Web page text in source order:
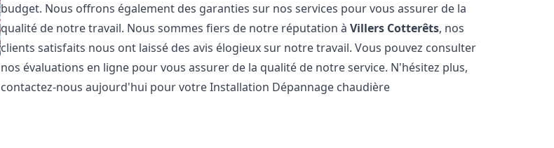
budget. Nous offrons également des garanties sur nos services pour vous assurer de la
qualité de notre travail. Nous sommes fiers de notre réputation àVillers Cotterêts, nos
clients satisfaits nous ont laissé des avis élogieux sur notre travail. Vous pouvez consulter
nos évaluations en ligne pour vous assurer de la qualité de notre service. N'hésitez plus,
contactez-nous aujourd'hui pour votre Installation Dépannage chaudière